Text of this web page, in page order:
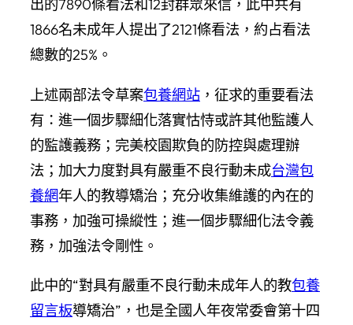
出的7890條看法和12封群眾來信，此中共有
1866名未成年人提出了2121條看法，約占看法
總數的25%。
上述兩部法令草案包養網站 ，征求的重要看法
有：進一個步驟細化落實怙恃或許其他監護人
的監護義務；完美校園欺負的防控與處理辦
法；加大力度對具有嚴重不良行動未成台灣包
養網年人的教導矯治；充分收集維護的內在的
事務，加強可操縱性；進一個步驟細化法令義
務，加強法令剛性。
此中的“對具有嚴重不良行動未成年人的教包養
留言板導矯治”，也是全國人年夜常委會第十四